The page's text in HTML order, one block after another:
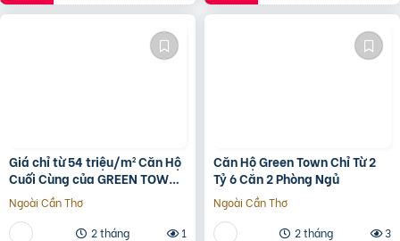
Giá chỉ từ 54 triệu/m² Căn Hộ
Cuối Cùng của GREEN TOWN
BÌNH TÂN
Ngoài Cần Thơ
2 tháng
1
Căn Hộ Green Town Chỉ Từ 2
Tỷ 6 Căn 2 Phòng Ngủ
Ngoài Cần Thơ
2 tháng
3